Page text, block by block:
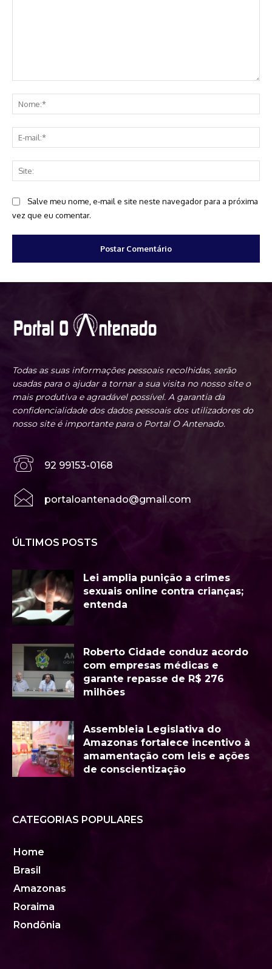
Salve meu nome, e-mail e site neste navegador para a próxima
vez que eu comentar.
Todas as suas informações pessoais recolhidas, serão
usadas para o ajudar a tornar a sua visita no nosso site o
mais produtiva e agradável possível. A garantia da
confidencialidade dos dados pessoais dos utilizadores do
nosso site é importante para o Portal O Antenado.
92 99153-0168
portaloantenado@gmail.com
ÚLTIMOS POSTS
Lei amplia punição a crimes
sexuais online contra crianças;
entenda
Roberto Cidade conduz acordo
com empresas médicas e
garante repasse de R$ 276
milhões
Assembleia Legislativa do
Amazonas fortalece incentivo à
amamentação com leis e ações
de conscientização
CATEGORIAS POPULARES
Home
Brasil
Amazonas
Roraima
Rondônia